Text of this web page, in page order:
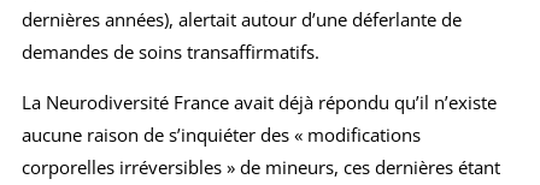
dernières années), alertait autour d’une déferlante de
demandes de soins transaffirmatifs.
La Neurodiversité France avait déjà répondu qu’il n’existe
aucune raison de s’inquiéter des « modifications
corporelles irréversibles » de mineurs, ces dernières étant